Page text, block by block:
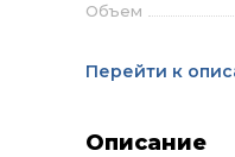
Объем
Перейти к
Описание